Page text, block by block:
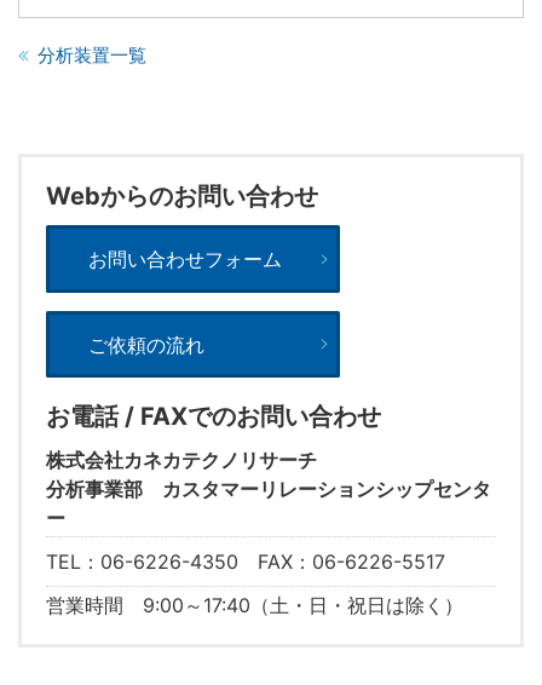
分析装置一覧
Webからのお問い合わせ
お問い合わせフォーム
ご依頼の流れ
お電話 / FAXでのお問い合わせ
株式会社カネカテクノリサーチ
分析事業部 カスタマーリレーションシップセンタ
ー
TEL：06-6226-4350 FAX：06-6226-5517
営業時間 9:00～17:40（土・日・祝日は除く）